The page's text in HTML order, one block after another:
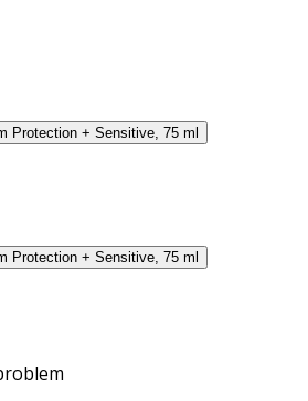
Protection + Sensitive, 75 ml
Protection + Sensitive, 75 ml